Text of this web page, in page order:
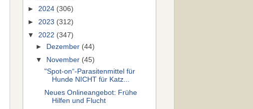
► 2024 (306)
► 2023 (312)
▼ 2022 (347)
► Dezember (44)
▼
November (45)
"Spot-on“-Parasitenmittel für
Hunde NICHT für Katz...
Neues Onlineangebot: Frühe
Hilfen und Flucht